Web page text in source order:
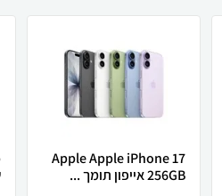
Apple Apple iPhone 17
256GB אייפון תומך ...